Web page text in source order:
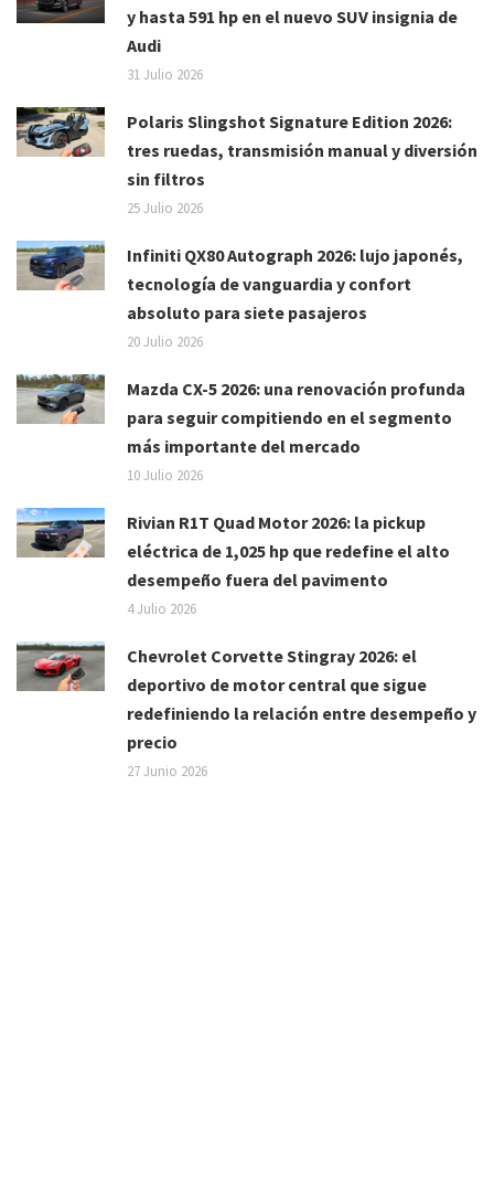
y hasta 591 hp en el nuevo SUV insignia de
Audi
31 Julio 2026
Polaris Slingshot Signature Edition 2026:
tres ruedas, transmisión manual y diversión
sin filtros
25 Julio 2026
Infiniti QX80 Autograph 2026: lujo japonés,
tecnología de vanguardia y confort
absoluto para siete pasajeros
20 Julio 2026
Mazda CX-5 2026: una renovación profunda
para seguir compitiendo en el segmento
más importante del mercado
10 Julio 2026
Rivian R1T Quad Motor 2026: la pickup
eléctrica de 1,025 hp que redefine el alto
desempeño fuera del pavimento
4 Julio 2026
Chevrolet Corvette Stingray 2026: el
deportivo de motor central que sigue
redefiniendo la relación entre desempeño y
precio
27 Junio 2026